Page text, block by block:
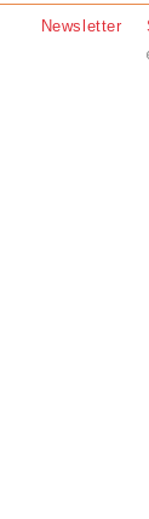
Newsletter